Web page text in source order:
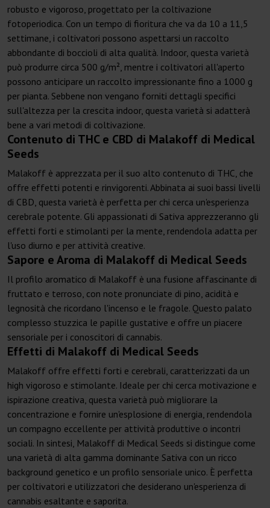
robusto e vigoroso, progettato per la coltivazione
fotoperiodica. Con un tempo di fioritura che va da 10 a 11,5
settimane, i coltivatori possono aspettarsi un raccolto
abbondante di boccioli di alta qualità. Indoor, questa varietà
può produrre circa 500 g/m², mentre i coltivatori all'aperto
possono anticipare un raccolto impressionante fino a 1000 g
per pianta. Sebbene non vengano forniti dettagli specifici
sull'altezza per la crescita indoor, questa varietà si adatterà
bene a vari metodi di coltivazione.
Contenuto di THC e CBD di Malakoff di Medical
Seeds
Malakoff è apprezzata per il suo alto contenuto di THC, che
offre effetti potenti e rinvigorenti. Abbinata ai suoi bassi livelli
di CBD, questa varietà è perfetta per chi cerca un'esperienza
cerebrale potente. Gli appassionati di Sativa apprezzeranno gli
effetti forti e stimolanti per la mente, rendendola adatta per
l'uso diurno e per attività creative.
Sapore e Aroma di Malakoff di Medical Seeds
Il profilo aromatico di Malakoff è una fusione affascinante di
fruttato e terroso, con note pronunciate di pino, acidità e
legnosità che ricordano l'incenso e le fragole. Questo palato
complesso stuzzica le papille gustative e offre un piacere
sensoriale per i conoscitori di cannabis.
Effetti di Malakoff di Medical Seeds
Malakoff offre effetti forti e cerebrali, caratterizzati da un
high vigoroso e stimolante. Ideale per chi cerca motivazione e
ispirazione creativa, questa varietà può migliorare la
concentrazione e fornire un'esplosione di energia, rendendola
un compagno eccellente per attività produttive o incontri
sociali. In sintesi, Malakoff di Medical Seeds si distingue come
una varietà di alta gamma dominante Sativa con un ricco
background genetico e un profilo sensoriale unico. È perfetta
per coltivatori e utilizzatori che desiderano un'esperienza di
cannabis esaltante e saporita.